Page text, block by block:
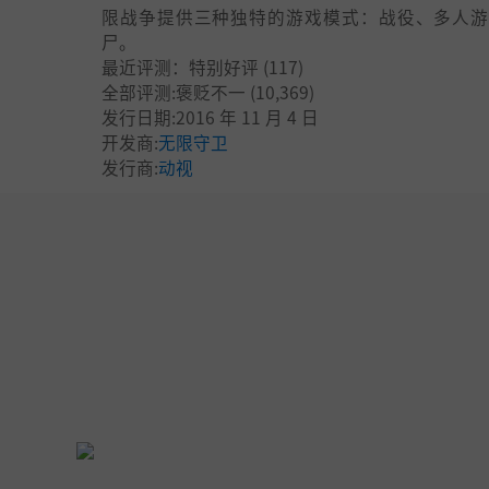
限战争提供三种独特的游戏模式：战役、多人
尸。
最近评测： 特别好评 (117)
全部评测:褒贬不一 (10,369)
发行日期:2016 年 11 月 4 日
开发商:无限守卫
发行商:动视